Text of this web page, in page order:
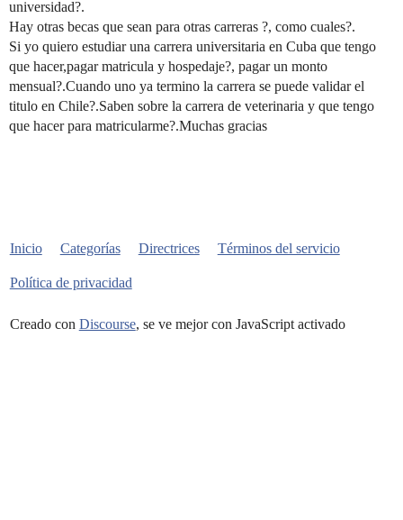
universidad?.
Hay otras becas que sean para otras carreras ?, como cuales?.
Si yo quiero estudiar una carrera universitaria en Cuba que tengo
que hacer,pagar matricula y hospedaje?, pagar un monto
mensual?.Cuando uno ya termino la carrera se puede validar el
titulo en Chile?.Saben sobre la carrera de veterinaria y que tengo
que hacer para matricularme?.Muchas gracias
Inicio Categorías Directrices Términos del servicio
Política de privacidad
Creado con Discourse, se ve mejor con JavaScript activado